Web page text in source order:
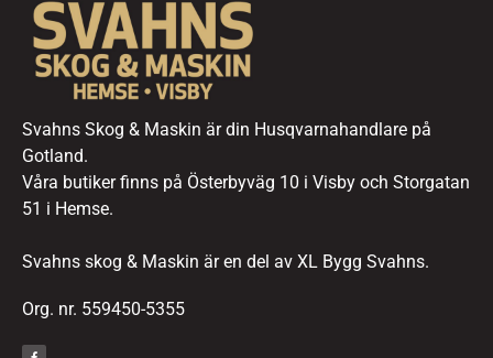
Svahns Skog & Maskin är din Husqvarnahandlare på
Gotland.
Våra butiker finns på Österbyväg 10 i Visby och Storgatan
51 i Hemse.
Svahns skog & Maskin är en del av XL Bygg Svahns.
Org. nr. 559450-5355